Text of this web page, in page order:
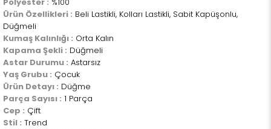
Polyester : %100
Ürün Özellikleri : Beli Lastikli, Kolları Lastikli, Sabit Kapüşonlu,
Düğmeli
Kumaş Kalınlığı : Orta Kalın
Kapama Şekli : Düğmeli
Astar Durumu : Astarsız
Yaş Grubu : Çocuk
Ürün Detayı : Düğme
Parça Sayısı : 1 Parça
Cep : Çift
Stil : Trend